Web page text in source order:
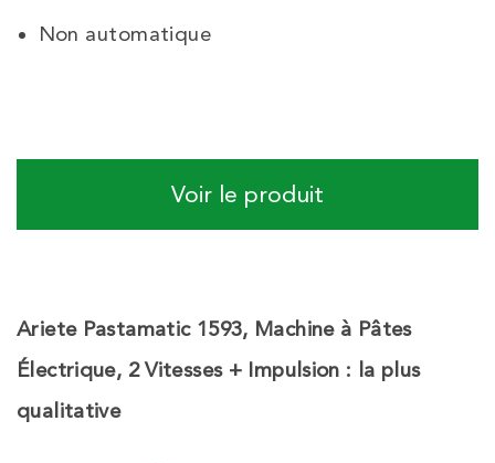
Non automatique
Voir le produit
Ariete Pastamatic 1593, Machine à Pâtes
Électrique, 2 Vitesses + Impulsion : la plus
qualitative